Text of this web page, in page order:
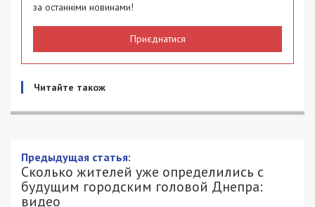
за останніми новинами!
Приєднатися
Читайте також
Предыдущая статья:
Сколько жителей уже определились с
будущим городским головой Днепра:
видео